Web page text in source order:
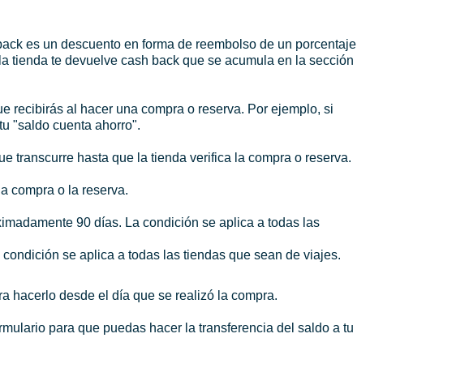
es un descuento en forma de reembolso de un porcentaje
tienda te devuelve cash back que se acumula en la sección
recibirás al hacer una compra o reserva. Por ejemplo, si
"saldo cuenta ahorro".
transcurre hasta que la tienda verifica la compra o reserva.
compra o la reserva.
90 días. La condición se aplica a todas las
se aplica a todas las tiendas que sean de viajes.
hacerlo desde el día que se realizó la compra.
para que puedas hacer la transferencia del saldo a tu